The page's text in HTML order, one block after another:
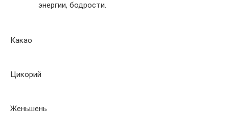
энергии, бодрости.
Какао
Цикорий
Женьшень